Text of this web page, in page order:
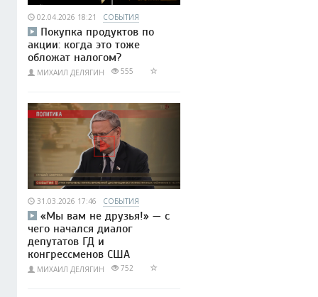
02.04.2026 18:21 СОБЫТИЯ
Покупка продуктов по
акции: когда это тоже
обложат налогом?
МИХАИЛ ДЕЛЯГИН 555
31.03.2026 17:46 СОБЫТИЯ
«Мы вам не друзья!» — с
чего начался диалог
депутатов ГД и
конгрессменов США
МИХАИЛ ДЕЛЯГИН 752